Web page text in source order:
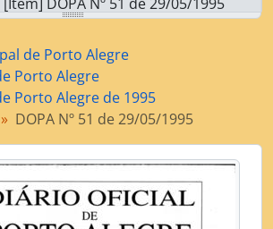
[Item] DOPA Nº 52 de 29/05/1995
[Item] DOPA Nº 53 de 31/05/1995
Junho de 1995
Julho de 1995
Agosto de 1995
Dezembro de 1995
Diário Oficial de Porto Alegre de 1996
de Porto Alegre
Porto Alegre
Porto Alegre de 1995
DOPA Nº 51 de 29/05/1995